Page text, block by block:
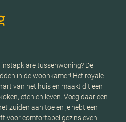
tussenwoning? De
in de woonkamer! Het royale
van het huis en maakt dit een
eten en leven. Voeg daar een
zuiden aan toe en je hebt een
voor comfortabel gezinsleven.